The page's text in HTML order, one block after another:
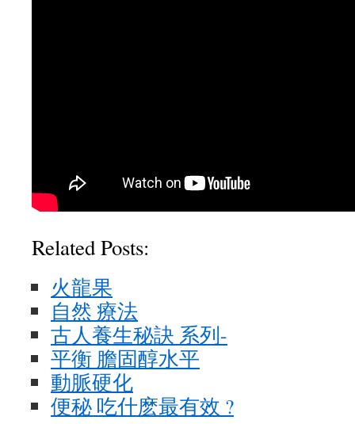
Related Posts:
火龍果
自然 療法
古人養生秘訣 系列-
平衡 膽固醇水平
動脈硬化
便秘 吃什麽最有效 ?